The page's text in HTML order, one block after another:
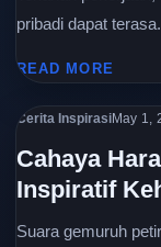
pribadi dapat
READ MORE
Cerita InspirasiMay 1,
Cahaya
Inspiratif
Suara gemuruh